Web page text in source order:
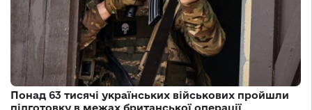
Понад 63 тисячі українських військових пройшли
підготовку в межах британської операції